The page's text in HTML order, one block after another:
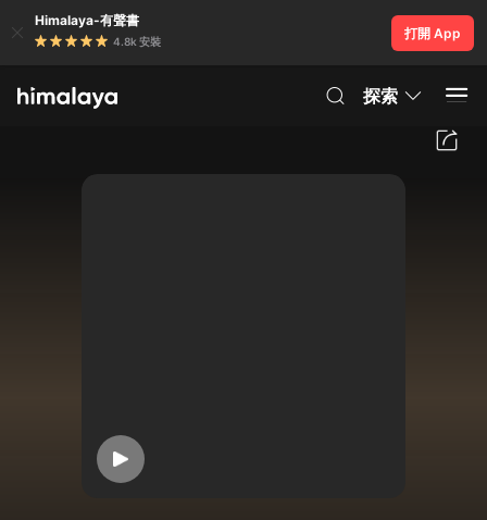
Himalaya-有聲書
4.8k 安裝
打開 App
探索